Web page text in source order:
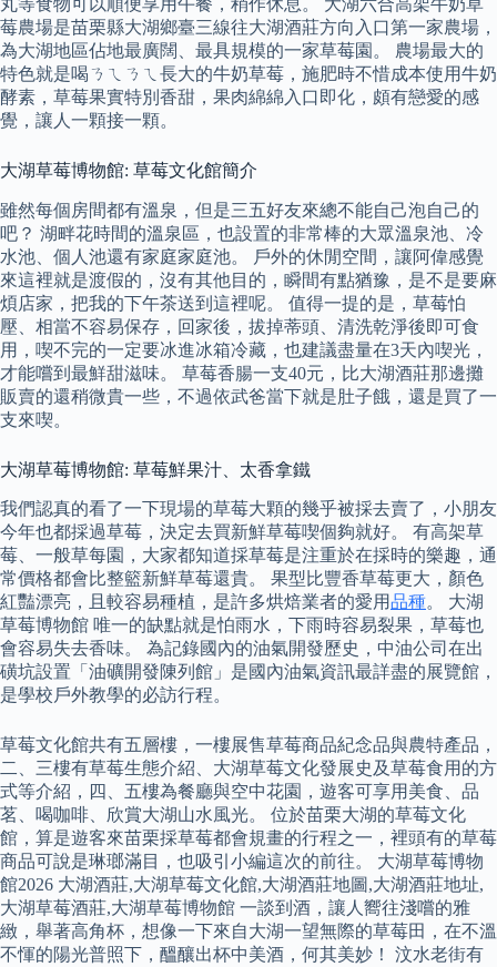
莓農場是苗栗縣大湖鄉臺三線往大湖酒莊方向入口第一家農場，
為大湖地區佔地最廣闊、最具規模的一家草莓園。 農場最大的
特色就是喝ㄋㄟㄋㄟ長大的牛奶草莓，施肥時不惜成本使用牛奶
酵素，草莓果實特別香甜，果肉綿綿入口即化，頗有戀愛的感
覺，讓人一顆接一顆。
大湖草莓博物館: 草莓文化館簡介
雖然每個房間都有溫泉，但是三五好友來總不能自己泡自己的
吧？ 湖畔花時間的溫泉區，也設置的非常棒的大眾溫泉池、冷
水池、個人池還有家庭家庭池。 戶外的休閒空間，讓阿偉感覺
來這裡就是渡假的，沒有其他目的，瞬間有點猶豫，是不是要麻
煩店家，把我的下午茶送到這裡呢。 值得一提的是，草莓怕
壓、相當不容易保存，回家後，拔掉蒂頭、清洗乾淨後即可食
用，喫不完的一定要冰進冰箱冷藏，也建議盡量在3天內喫光，
才能嚐到最鮮甜滋味。 草莓香腸一支40元，比大湖酒莊那邊攤
販賣的還稍微貴一些，不過依武爸當下就是肚子餓，還是買了一
支來喫。
大湖草莓博物館: 草莓鮮果汁、太香拿鐵
我們認真的看了一下現場的草莓大顆的幾乎被採去賣了，小朋友
今年也都採過草莓，決定去買新鮮草莓喫個夠就好。 有高架草
莓、一般草每園，大家都知道採草莓是注重於在採時的樂趣，通
常價格都會比整籃新鮮草莓還貴。 果型比豐香草莓更大，顏色
紅豔漂亮，且較容易種植，是許多烘焙業者的愛用品種。 大湖
草莓博物館 唯一的缺點就是怕雨水，下雨時容易裂果，草莓也
會容易失去香味。 為記錄國內的油氣開發歷史，中油公司在出
磺坑設置「油礦開發陳列館」是國內油氣資訊最詳盡的展覽館，
是學校戶外教學的必訪行程。
草莓文化館共有五層樓，一樓展售草莓商品紀念品與農特產品，
二、三樓有草莓生態介紹、大湖草莓文化發展史及草莓食用的方
式等介紹，四、五樓為餐廳與空中花園，遊客可享用美食、品
茗、喝咖啡、欣賞大湖山水風光。 位於苗栗大湖的草莓文化
館，算是遊客來苗栗採草莓都會規畫的行程之一，裡頭有的草莓
商品可說是琳瑯滿目，也吸引小編這次的前往。 大湖草莓博物
館2026 大湖酒莊,大湖草莓文化館,大湖酒莊地圖,大湖酒莊地址,
大湖草莓酒莊,大湖草莓博物館 一談到酒，讓人嚮往淺嚐的雅
緻，舉著高角杯，想像一下來自大湖一望無際的草莓田，在不溫
不惲的陽光普照下，醞釀出杯中美酒，何其美妙！ 汶水老街有